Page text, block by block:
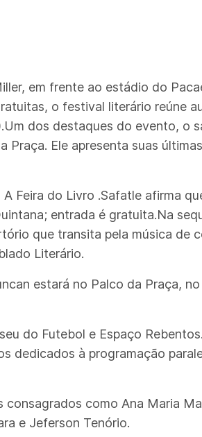
em frente ao estádio do
o festival literário reúne
dos destaques do evento, o
Ele apresenta suas
Feira do Livro .Safatle afirma
entrada é gratuita.Na
que transita pela música de
Literário.
estará no Palco da Praça,
do Futebol e Espaço
dedicados à programação
como Ana Maria
e Jeferson Tenório.